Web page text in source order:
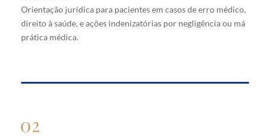
Orientação jurídica para pacientes em casos de erro médico,
direito à saúde, e ações indenizatórias por negligência ou má
prática médica.
erro médico, direito à saúde, e ações indenizatórias
por negligência ou má prática médica.